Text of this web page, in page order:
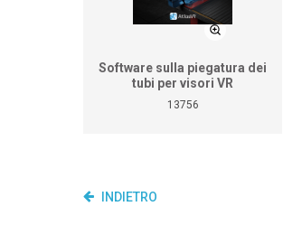
Software sulla piegatura dei
tubi per visori VR
13756
INDIETRO